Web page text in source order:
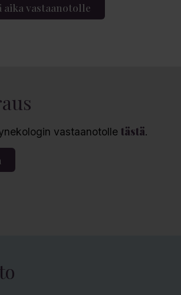
aika vastaanotolle
vastaanotolle tästä.